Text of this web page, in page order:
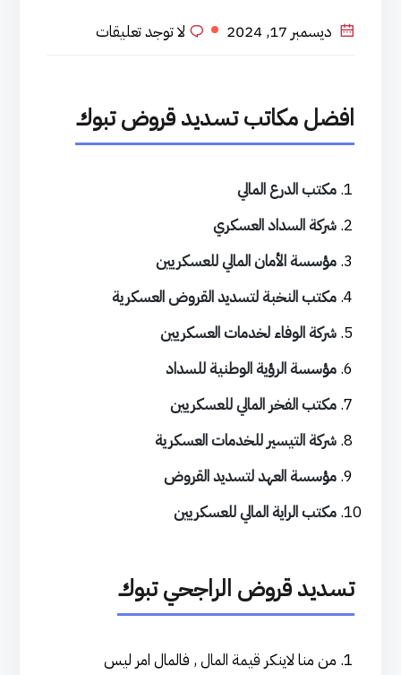
ديسمبر 17, 2024 لا توجد تعليقات
افضل مكاتب تسديد قروض تبوك
مكتب الدرع المالي
شركة السداد العسكري
مؤسسة الأمان المالي للعسكريين
مكتب النخبة لتسديد القروض العسكرية
شركة الوفاء لخدمات العسكريين
مؤسسة الرؤية الوطنية للسداد
مكتب الفخر المالي للعسكريين
شركة التيسير للخدمات العسكرية
مؤسسة العهد لتسديد القروض
مكتب الراية المالي للعسكريين
تسديد قروض الراجحي تبوك
من منا لاينكر قيمة المال , فالمال امر ليس